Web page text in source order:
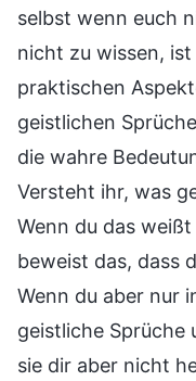
selbst wenn euch
nicht zu wissen,
praktischen
geistlichen
die wahre
Versteht ihr, was
Wenn du das
beweist das, dass
Wenn du aber nur
geistliche Sprüche
sie dir aber nicht